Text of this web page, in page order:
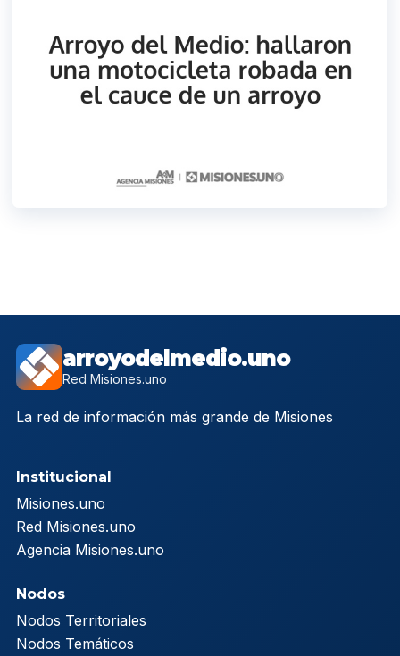
arroyodelmedio.uno
Red Misiones.uno
La red de información más grande de Misiones
Institucional
Misiones.uno
Red Misiones.uno
Agencia Misiones.uno
Nodos
Nodos Territoriales
Nodos Temáticos